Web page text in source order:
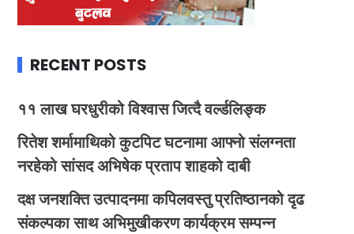
RECENT POSTS
११ लाख घरधुरीको विश्वास जित्दै वर्ल्डलिङ्क
रितेश शर्मामाथिको कुटपिट घटनामा आफ्नो संलग्नता
नरहेको सांसद अभिषेक प्रताप शाहको दाबी
दक्ष जनशक्ति उत्पादनमा कपिलवस्तु प्रतिष्ठानको दृढ
संकल्पका साथ अभिमुखीकरण कार्यक्रम सम्पन्न